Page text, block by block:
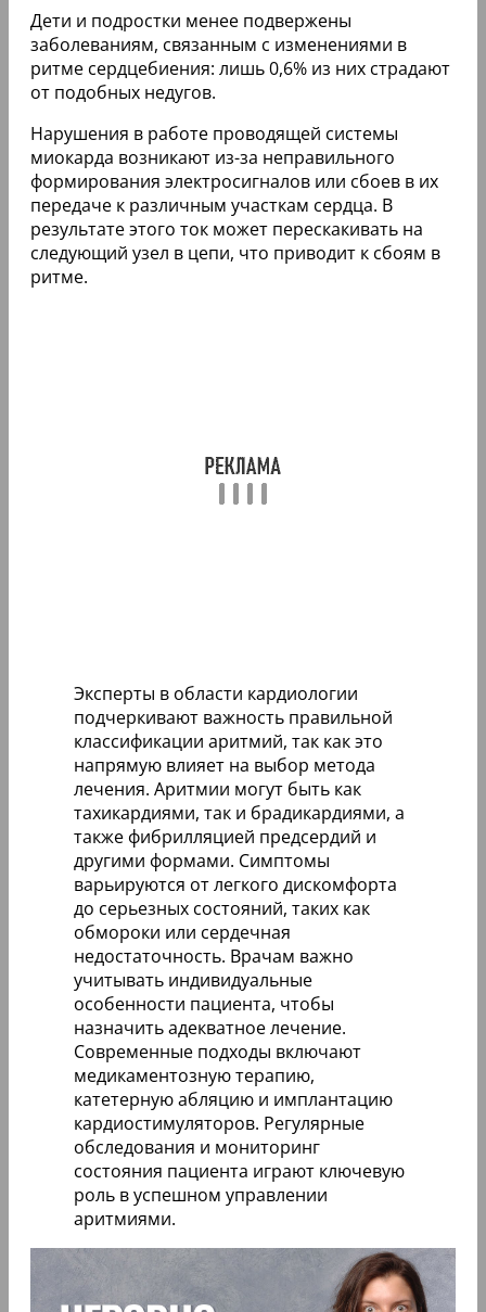
Дети и подростки менее подвержены
заболеваниям, связанным с изменениями в
ритме сердцебиения: лишь 0,6% из них страдают
от подобных недугов.
Нарушения в работе проводящей системы
миокарда возникают из-за неправильного
формирования электросигналов или сбоев в их
передаче к различным участкам сердца. В
результате этого ток может перескакивать на
следующий узел в цепи, что приводит к сбоям в
ритме.
Эксперты в области кардиологии
подчеркивают важность правильной
классификации аритмий, так как это
напрямую влияет на выбор метода
лечения. Аритмии могут быть как
тахикардиями, так и брадикардиями, а
также фибрилляцией предсердий и
другими формами. Симптомы
варьируются от легкого дискомфорта
до серьезных состояний, таких как
обмороки или сердечная
недостаточность. Врачам важно
учитывать индивидуальные
особенности пациента, чтобы
назначить адекватное лечение.
Современные подходы включают
медикаментозную терапию,
катетерную абляцию и имплантацию
кардиостимуляторов. Регулярные
обследования и мониторинг
состояния пациента играют ключевую
роль в успешном управлении
аритмиями.